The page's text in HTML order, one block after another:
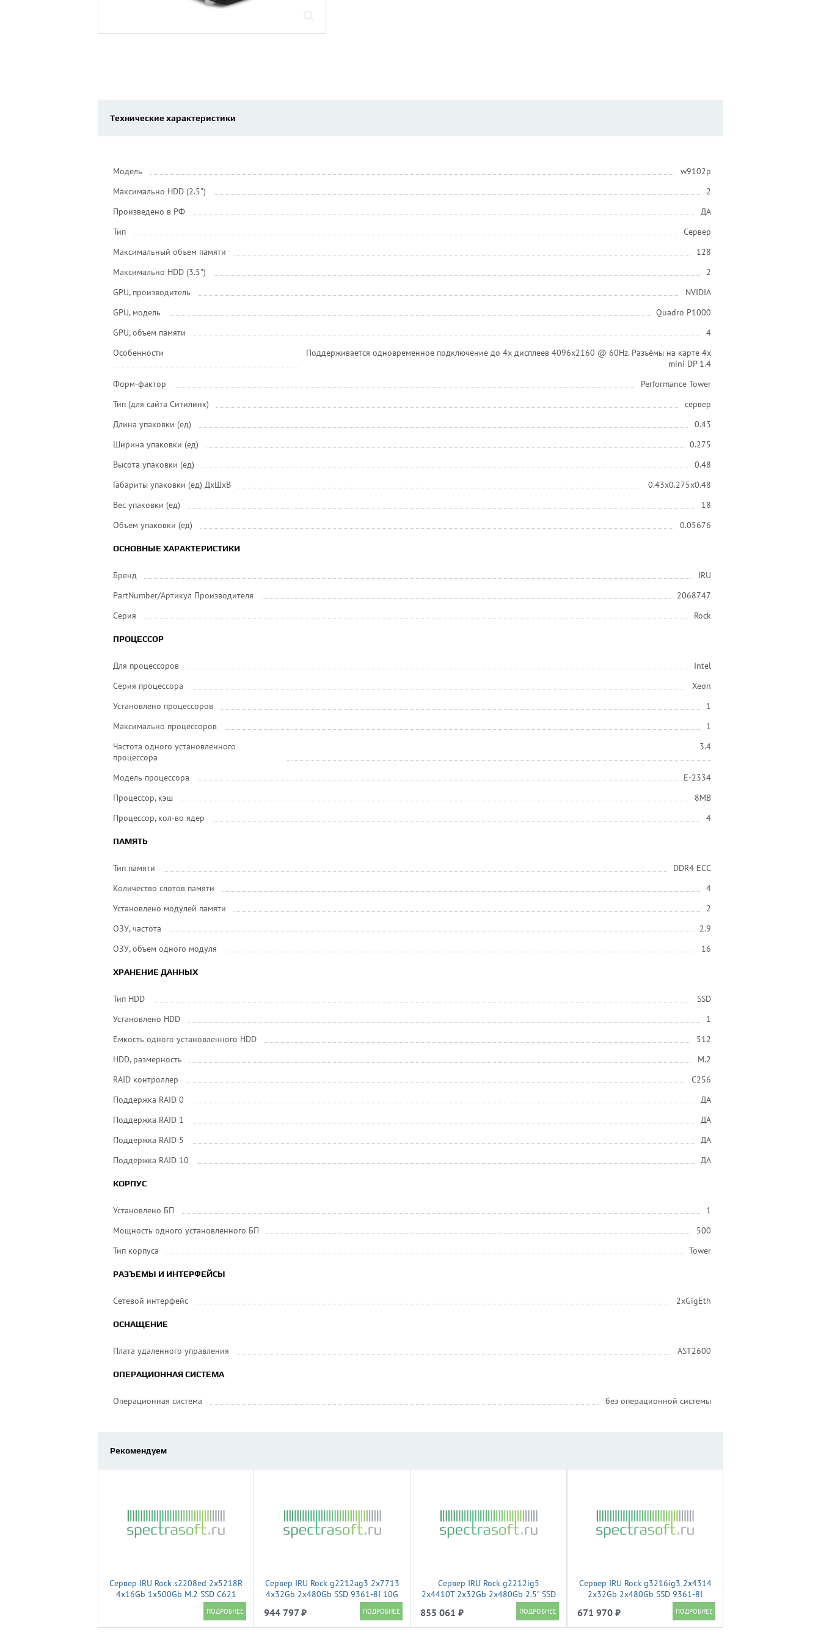
Технические характеристики
Модель
w9102p
Максимально HDD (2.5")
2
Произведено в РФ
ДА
Тип
Сервер
Максимальный объем памяти
128
Максимально HDD (3.5")
2
GPU, производитель
NVIDIA
GPU, модель
Quadro P1000
GPU, объем памяти
4
Особенности
Поддерживается одновременное подключение до 4х дисплеев 4096x2160 @ 60Hz. Разъёмы на карте 4x
mini DP 1.4
Форм-фактор
Performance Tower
Тип (для сайта Ситилинк)
сервер
Длина упаковки (ед)
0.43
Ширина упаковки (ед)
0.275
Высота упаковки (ед)
0.48
Габариты упаковки (ед) ДхШхВ
0.43x0.275x0.48
Вес упаковки (ед)
18
Объем упаковки (ед)
0.05676
ОСНОВНЫЕ ХАРАКТЕРИСТИКИ
Бренд
IRU
PartNumber/Артикул Производителя
2068747
Серия
Rock
ПРОЦЕССОР
Для процессоров
Intel
Серия процессора
Xeon
Установлено процессоров
1
Максимально процессоров
1
Частота одного установленного
процессора
3.4
Модель процессора
E-2334
Процессор, кэш
8MB
Процессор, кол-во ядер
4
ПАМЯТЬ
Тип памяти
DDR4 ECC
Количество слотов памяти
4
Установлено модулей памяти
2
ОЗУ, частота
2.9
ОЗУ, объем одного модуля
16
ХРАНЕНИЕ ДАННЫХ
Тип HDD
SSD
Установлено HDD
1
Емкость одного установленного HDD
512
HDD, размерность
M.2
RAID контроллер
C256
Поддержка RAID 0
ДА
Поддержка RAID 1
ДА
Поддержка RAID 5
ДА
Поддержка RAID 10
ДА
КОРПУС
Установлено БП
1
Мощность одного установленного БП
500
Тип корпуса
Tower
РАЗЪЕМЫ И ИНТЕРФЕЙСЫ
Сетевой интерфейс 2xGigEth
ОСНАЩЕНИЕ
Плата удаленного управления AST2600
ОПЕРАЦИОННАЯ СИСТЕМА
Операционная система без операционной системы
Рекомендуем
Сервер IRU Rock s2208ed 2x5218R
4x16Gb 1x500Gb M.2 SSD С621
2xGigEth 1x920W w/o OS
Сервер IRU Rock g2212ag3 2x7713
4x32Gb 2x480Gb SSD 9361-8I 10G
4P 2x1300W w/o OS (2196352)
944 797 ₽
Сервер IRU Rock g2212ig5
2x4410T 2x32Gb 2x480Gb 2.5" SSD
SATA 9361-8I 2x1600W w/o OS
855 061 ₽
Сервер IRU Rock g3216ig3 2x4314
2x32Gb 2x480Gb SSD 9361-8I
2x1300W w/o OS (2195516)
671 970 ₽